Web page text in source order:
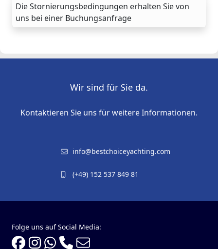
Die Stornierungsbedingungen erhalten Sie von
uns bei einer Buchungsanfrage
Wir sind für Sie da.
Kontaktieren Sie uns für weitere Informationen.
info@bestchoiceyachting.com
(+49) 152 537 849 81
Folge uns auf Social Media: